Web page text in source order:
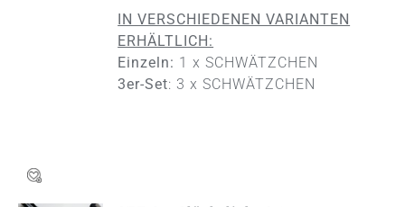
IN VERSCHIEDENEN VARIANTEN
ERHÄLTLICH:
Einzeln: 1 x SCHWÄTZCHEN
3er-Set: 3 x SCHWÄTZCHEN